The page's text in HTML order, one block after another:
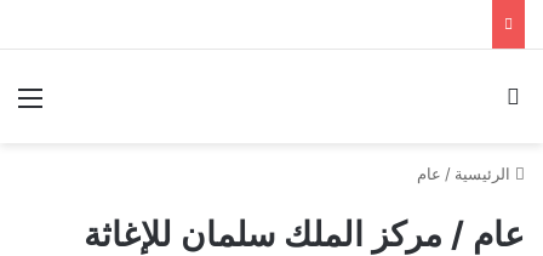
الرئيسية / عام
عام / مركز الملك سلمان للإغاثة